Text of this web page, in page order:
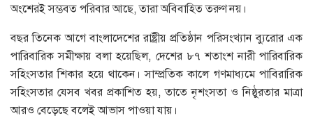
অংশেরই সম্ভবত পরিবার আছে, তারা অবিবাহিত তরুণ নয়।
বছর তিনেক আগে বাংলাদেশের রাষ্ট্রীয় প্রতিষ্ঠান পরিসংখ্যান ব্যুরোর এক
পারিবারিক সমীক্ষায় বলা হয়েছিল, দেশের ৮৭ শতাংশ নারী পারিবারিক
সহিংসতার শিকার হয়ে থাকেন। সাম্প্রতিক কালে গণমাধ্যমে পাবিরারিক
সহিংসতার যেসব খবর প্রকাশিত হয়, তাতে নৃশংসতা ও নিষ্ঠুরতার মাত্রা
আরও বেড়েছে বলেই আভাস পাওয়া যায়।